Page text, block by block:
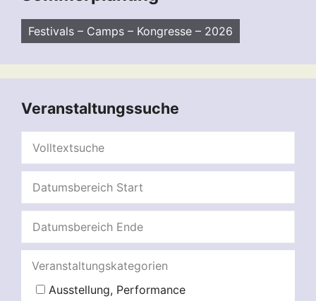
Festivals – Camps – Kongresse – 2026
Veranstaltungssuche
Veranstaltungskategorien
Ausstellung, Performance